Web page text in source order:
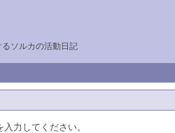
ソルカの活動日記
力してください。